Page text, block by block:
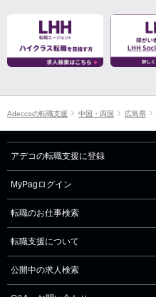
Adeccoの転職支援 中国・四国 広島県
アデコの転職支援に登録
MyPagログイン
転職のお仕事検索
転職支援について
公開中の求人検索